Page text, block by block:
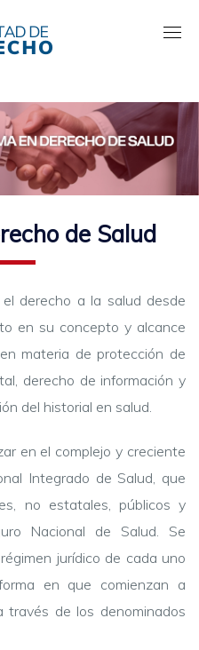
de Salud
derecho a la salud desde
en su concepto y alcance
materia de protección de
derecho de información y
del historial en salud.
en el complejo y creciente
Integrado de Salud, que
no estatales, públicos y
Nacional de Salud. Se
jurídico de cada uno
en que comienzan a
través de los denominados